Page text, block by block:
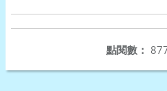
點閱數：